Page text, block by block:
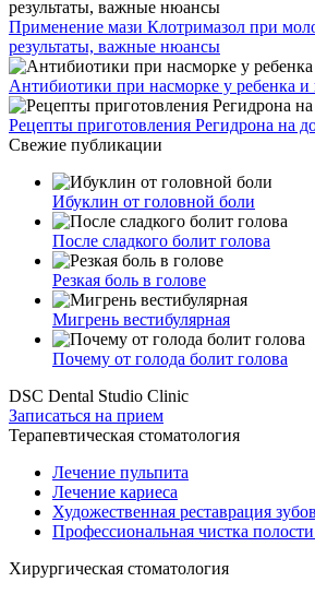
Применение мази Клотримазол при
результаты, важные нюансы
Антибиотики при насморке у ребенка и
Рецепты приготовления Регидрона на
Свежие публикации
Ибуклин от головной боли
После сладкого болит голова
Резкая боль в голове
Мигрень вестибулярная
Почему от голода болит голова
DSC Dental Studio Clinic
Записаться на прием
Терапевтическая стоматология
Лечение пульпита
Лечение кариеса
Художественная реставрация зубов
Профессиональная чистка полости
Хирургическая стоматология